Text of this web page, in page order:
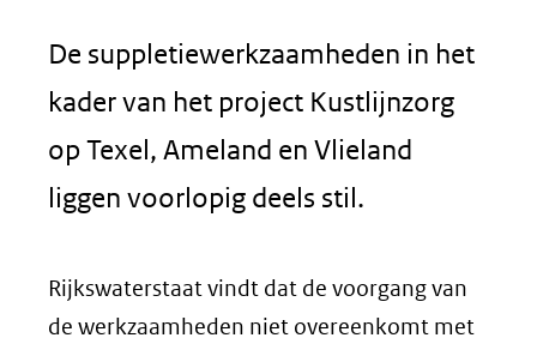
De suppletiewerkzaamheden in het
kader van het project Kustlijnzorg
op Texel, Ameland en Vlieland
liggen voorlopig deels stil.
Rijkswaterstaat vindt dat de voorgang van
de werkzaamheden niet overeenkomt met